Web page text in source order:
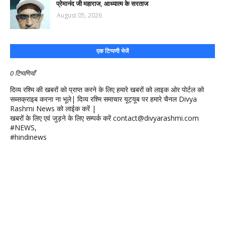
प्रेमानंद जी महाराज, आध्यात्म के सरताज
August 05, 2026
एक टिप्पणी भेजें
0 टिप्पणियाँ
दिव्य रश्मि की खबरों को प्राप्त करने के लिए हमारे खबरों को लाइक ओर पोर्टल को
सब्सक्राइब करना ना भूले| दिव्य रश्मि समाचार यूट्यूब पर हमारे चैनल Divya
Rashmi News को लाईक करें |
खबरों के लिए एवं जुड़ने के लिए सम्पर्क करें contact@divyarashmi.com
#NEWS,
#hindinews